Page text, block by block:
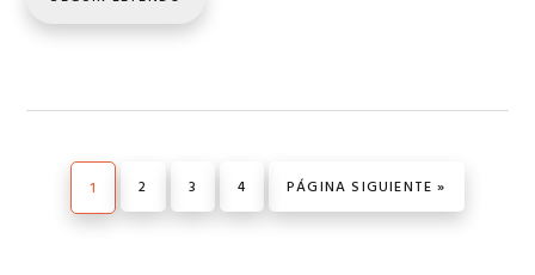
PÁGINA
1 PÁGINA
2 PÁGINA
3 PÁGINA
4 IR A LA
PÁGINA SIGUIENTE »